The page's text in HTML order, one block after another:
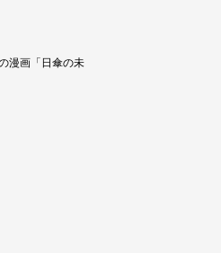
漫画「日傘の未